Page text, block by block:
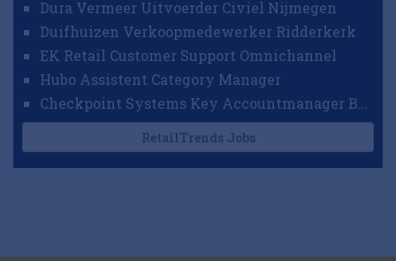
Dura Vermeer Uitvoerder Civiel Nijmegen
Duifhuizen Verkoopmedewerker Ridderkerk
EK Retail Customer Support Omnichannel
Hubo Assistent Category Manager
RetailTrends Jobs